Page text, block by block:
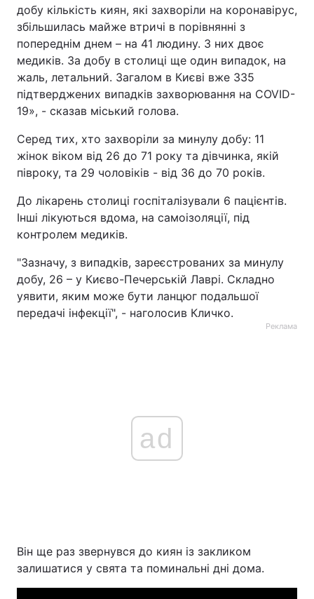
добу кількість киян, які захворіли на коронавірус,
збільшилась майже втричі в порівнянні з
попереднім днем – на 41 людину. З них двоє
медиків. За добу в столиці ще один випадок, на
жаль, летальний. Загалом в Києві вже 335
підтверджених випадків захворювання на COVID-
19», - сказав міський голова.
Серед тих, хто захворіли за минулу добу: 11
жінок віком від 26 до 71 року та дівчинка, якій
півроку, та 29 чоловіків - від 36 до 70 років.
До лікарень столиці госпіталізували 6 пацієнтів.
Інші лікуються вдома, на самоізоляції, під
контролем медиків.
"Зазначу, з випадків, зареєстрованих за минулу
добу, 26 – у Києво-Печерській Лаврі. Складно
уявити, яким може бути ланцюг подальшої
передачі інфекції", - наголосив Кличко.
Реклама
ad
Він ще раз звернувся до киян із закликом
залишатися у свята та поминальні дні дома.